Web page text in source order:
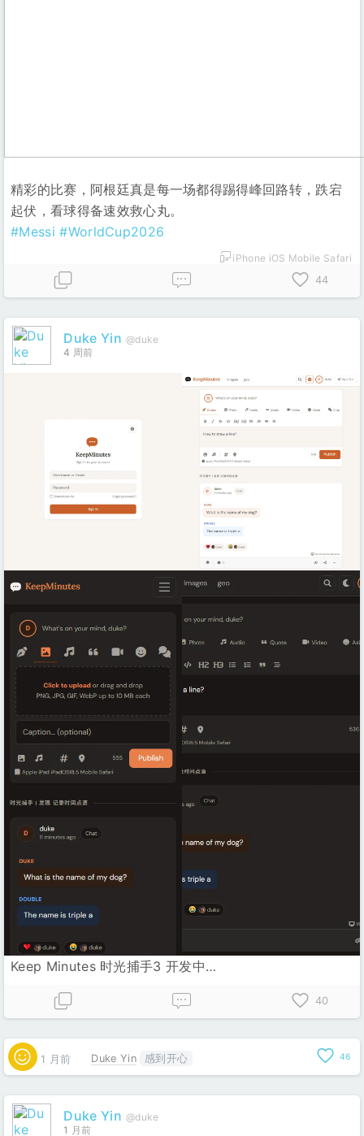
精彩的比赛，阿根廷真是每一场都得踢得峰回路转，跌宕
起伏，看球得备速效救心丸。
#Messi #WorldCup2026
iPhone iOS Mobile Safari
44
Duke Yin @duke
4 周前
Keep Minutes 时光捕手3 开发中…
40
1 月前 Duke Yin 感到开心 46
Duke Yin @duke
1 月前